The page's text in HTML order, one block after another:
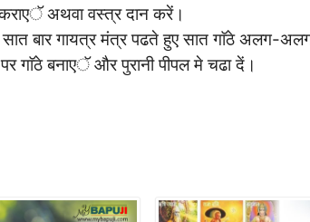
कराएॅ अथवा वस्त्र दान करें।
बार गायत्र मंत्र पढते हुए सात गाॅठे अलग-
गाॅठे बनाएॅ और पुरानी पीपल मे चढा दें।